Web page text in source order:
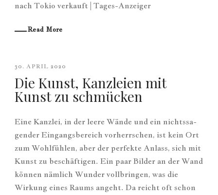
nach Tokio verkauft | Tages-Anzeiger
Read More
30. APRIL 2020
Die Kunst, Kanzleien mit
Kunst zu schmücken
Eine Kanzlei, in der leere Wände und ein nichts­sa­
gender Eingangsbereich vor­herrschen, ist kein Ort
zum Wohlfühlen, aber der perfekte Anlass, sich mit
Kunst zu beschäftigen. Ein paar Bilder an der Wand
können nämlich Wunder vollbringen, was die
Wirkung eines Raums angeht. Da reicht oft schon